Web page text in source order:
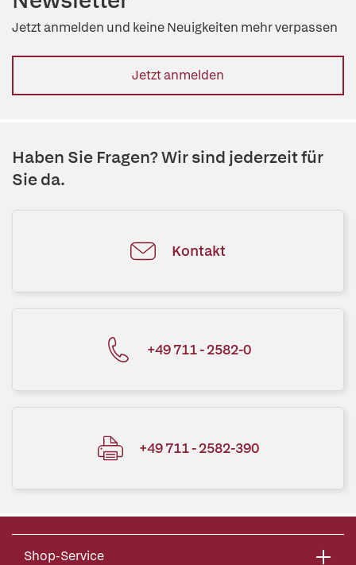
Jetzt anmelden und keine Neuigkeiten mehr verpassen
Jetzt anmelden
Haben Sie Fragen? Wir sind jederzeit für
Sie da.
Kontakt
+49 711 - 2582-0
+49 711 - 2582-390
Shop-Service